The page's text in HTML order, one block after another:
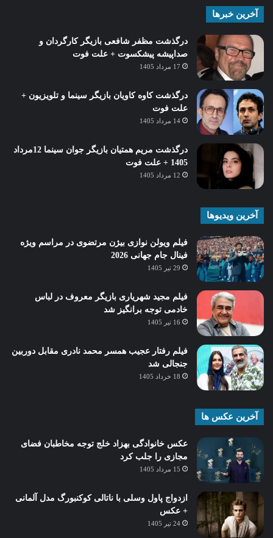
آخرین خبرها
درگذشت مظفر شافعی بازیگر کارگردان و
صداپیشه پیشکسوت + علت فوت
17 مرداد 1405
درگذشت کاوه کاویان بازیگر سینما و تلویزیون +
علت فوت
14 مرداد 1405
درگذشت مریم همتیان بازیگر جوان سینما 12مرداد
1405 + علت فوت
12 مرداد 1405
آخرین ویدیوها
فیلم ویولن نوازی بیژن مرتضوی در مراسم ویژه
فینال جام جهانی 2026
29 تیر 1405
فیلم مجید شهریاری بازیگر معروف در لباس
خادمی توجه برانگیز شد
16 تیر 1405
فیلم رفتار عجیب همسر محمد نادری مقابل دوربین
جنجالی شد
18 خرداد 1405
آخرین عکس ها
عکس خانوادگی بهزاد خلج توجه مخاطبان فضای
مجازی را جلب کرد
15 مرداد 1405
ازدواج پاول وسلی با ناتالی کوکنبورگ مدل آلمانی
+ عکس
24 تیر 1405